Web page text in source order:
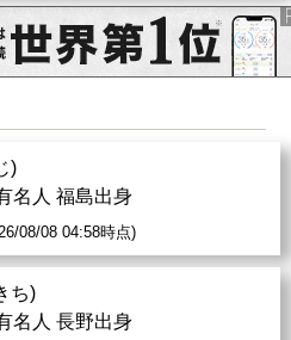
)
名人 福島出身
08/08 04:58時点)
ち)
名人 長野出身